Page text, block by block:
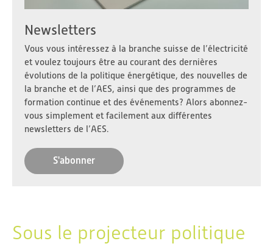
Newsletters
Vous vous intéressez à la branche suisse de l’électricité
et voulez toujours être au courant des dernières
évolutions de la politique énergétique, des nouvelles de
la branche et de l’AES, ainsi que des programmes de
formation continue et des événements? Alors abonnez-
vous simplement et facilement aux différentes
newsletters de l’AES.
S'abonner
Sous le projecteur politique